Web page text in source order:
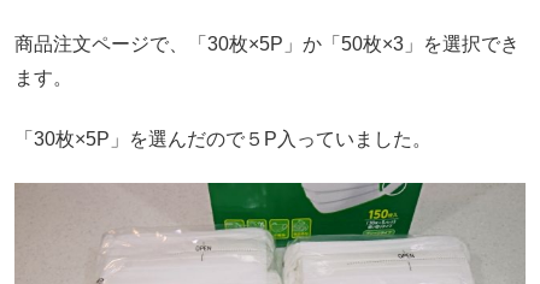
商品注文ページで、「30枚×5P」か「50枚×3」を選択でき
ます。
「30枚×5P」を選んだので５P入っていました。